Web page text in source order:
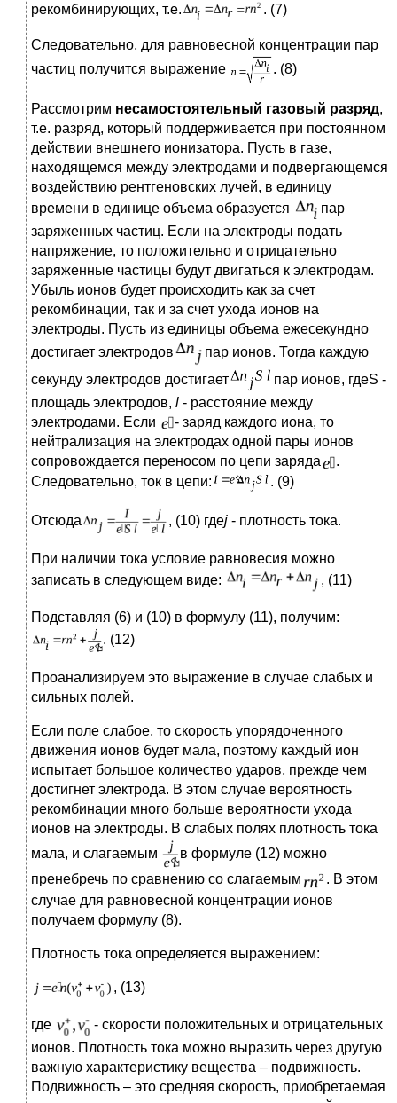
рекомбинирующих, т.е.
. (7)
Следовательно, для равновесной концентрации пар
частиц получится выражение
. (8)
Рассмотрим несамостоятельный газовый разряд,
т.е. разряд, который поддерживается при постоянном
действии внешнего ионизатора. Пусть в газе,
находящемся между электродами и подвергающемся
воздействию рентгеновских лучей, в единицу
времени в единице объема образуется
пар
заряженных частиц. Если на электроды подать
напряжение, то положительно и отрицательно
заряженные частицы будут двигаться к электродам.
Убыль ионов будет происходить как за счет
рекомбинации, так и за счет ухода ионов на
электроды. Пусть из единицы объема ежесекундно
достигает электродов
пар ионов. Тогда каждую
секунду электродов достигает
пар ионов, гдеS -
площадь электродов, l - расстояние между
электродами. Если
- заряд каждого иона, то
нейтрализация на электродах одной пары ионов
сопровождается переносом по цепи заряда
.
Следовательно, ток в цепи:
. (9)
Отсюда , (10) гдеj - плотность тока.
При наличии тока условие равновесия можно
записать в следующем виде:
, (11)
Подставляя (6) и (10) в формулу (11), получим:
. (12)
Проанализируем это выражение в случае слабых и
сильных полей.
Если поле слабое, то скорость упорядоченного
движения ионов будет мала, поэтому каждый ион
испытает большое количество ударов, прежде чем
достигнет электрода. В этом случае вероятность
рекомбинации много больше вероятности ухода
ионов на электроды. В слабых полях плотность тока
мала, и слагаемым
в формуле (12) можно
пренебречь по сравнению со слагаемым
. В этом
случае для равновесной концентрации ионов
получаем формулу (8).
Плотность тока определяется выражением:
, (13)
где
- скорости положительных и отрицательных
ионов. Плотность тока можно выразить через другую
важную характеристику вещества – подвижность.
Подвижность – это средняя скорость, приобретаемая